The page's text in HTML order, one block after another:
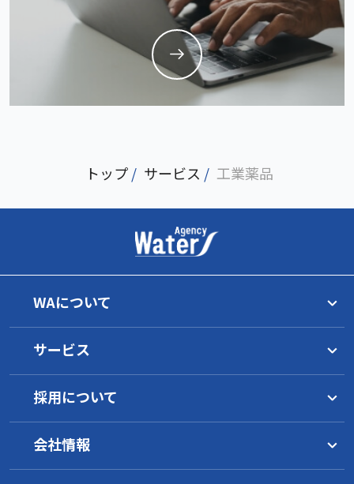
トップ / サービス / 工業薬品
WAについて
トップメッセージ
理念
グループ一覧
WAの目指すもの
事業継続のために
サービス
水マネジメント
サービス概要
水環境について
オゾン水／浄水器
採用について
1分でわかるWA
WAの働き方
キャリアパス
採用要項
会社情報
会社概要